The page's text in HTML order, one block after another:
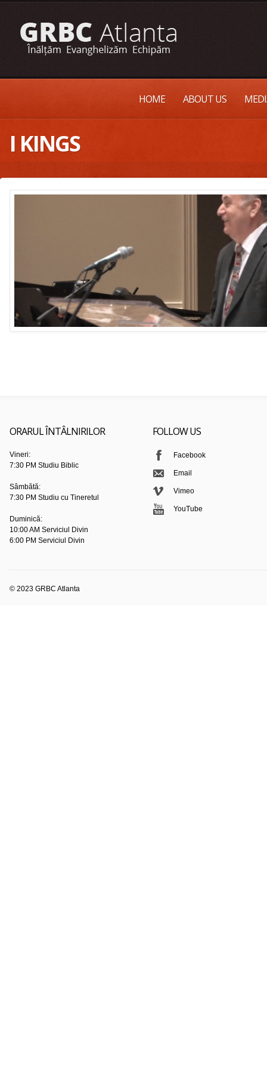
HOME ABOUT US
I KINGS
ORARUL ÎNTÂLNIRILOR
Vineri:
7:30 PM Studiu Biblic
Sâmbătă:
7:30 PM Studiu cu Tineretul
Duminică:
10:00 AM Serviciul Divin
6:00 PM Serviciul Divin
FOLLOW US
Facebook
Email
Vimeo
YouTube
© 2023 GRBC Atlanta